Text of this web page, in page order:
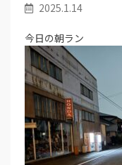
2025.1.14
今日の朝ラン